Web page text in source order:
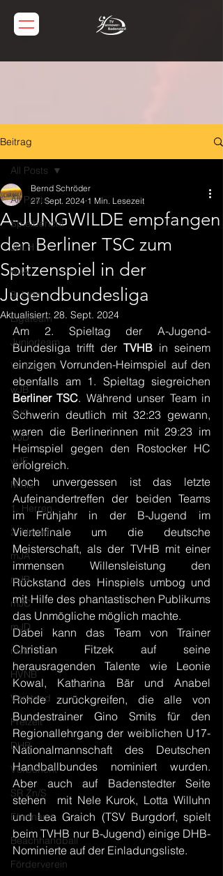
Beitrag
All Posts
Spielbericht
JBLH
wJA
3. Liga
Ligateam
Juniorteam
Vorbericht
wJB
wJC
wJD
wJE
Minis
1. Herren
2. Herren
mJA
mJB
mJC
mJD
mJE
HVNB
Vorstand
Freizeit
DHB
Vorbericht
SR Zn/S
Ehrenamt
Beachhandball
Förderverein
All Posts
A-JUNGWILDE empfangen
den Berliner TSC zum
Spitzenspiel in der
Jugendbundesliga
Bernd Schröder
27. Sept. 2024 1 Min. Lesezeit
Aktualisiert:28. Sept. 2024
Am 2. Spieltag der A-Jugend-
Bundesliga trifft der TVHB in seinem
einzigen Vorrunden-Heimspiel auf den
Berliner TSC. Während unser Team in
Schwerin deutlich mit 32:23 gewann,
waren die Berlinerinnen mit 29:23 im
Heimspiel gegen den Rostocker HC
erfolgreich.
Noch unvergessen ist das letzte
Aufeinandertreffen der beiden Teams
im Frühjahr in der B-Jugend im
Viertelfinale um die deutsche
Meisterschaft, als der TVHB mit einer
immensen Willensleistung den
Rückstand des Hinspiels umbog und
mit Hilfe des phantastischen Publikums
das Unmögliche möglich machte.
Dabei kann das Team von Trainer
Christian Fitzek auf seine
herausragenden Talente wie Leonie
Kowal, Katharina Bär und Anabel
Rohde zurückgreifen, die alle von
Bundestrainer Gino Smits für den
Regionallehrgang der weiblichen U17-
Nationalmannschaft des Deutschen
Handballbundes nominiert wurden.
Aber auch auf Badenstedter Seite
stehen  mit Nele Kurok, Lotta Willuhn
und Lea Graich (TSV Burgdorf, spielt
beim TVHB nur B-Jugend) einige DHB-
Nominierte auf der Einladungsliste.